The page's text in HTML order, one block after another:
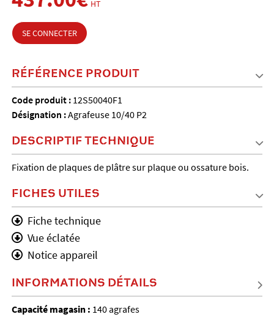
HT
SE CONNECTER
RÉFÉRENCE PRODUIT
Code produit : 12S50040F1
Désignation :Agrafeuse 10/40 P2
DESCRIPTIF TECHNIQUE
Fixation de plaques de plâtre sur plaque ou ossature bois.
FICHES UTILES
Fiche technique
Vue éclatée
Notice appareil
INFORMATIONS DÉTAILS
Capacité magasin : 140 agrafes